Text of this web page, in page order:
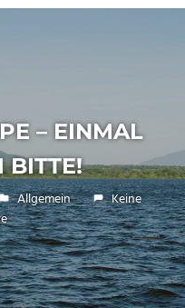
– EINMAL
BITTE!
Allgemein
Keine